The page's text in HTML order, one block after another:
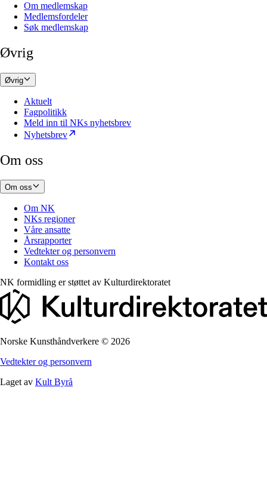
Om medlemskap
Medlemsfordeler
Søk medlemskap
Øvrig
Øvrig
Aktuelt
Fagpolitikk
Meld inn til NKs nyhetsbrev
Nyhetsbrev
Om oss
Om oss
Om NK
NKs regioner
Våre ansatte
Årsrapporter
Vedtekter og personvern
Kontakt oss
NK formidling er støttet av Kulturdirektoratet
Norske Kunsthåndverkere © 2026
Vedtekter og personvern
Laget av Kult Byrå